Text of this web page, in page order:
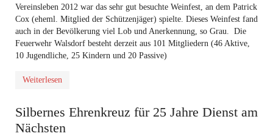
Vereinsleben 2012 war das sehr gut besuchte Weinfest, an dem Patrick
Cox (eheml. Mitglied der Schützenjäger) spielte. Dieses Weinfest fand
auch in der Bevölkerung viel Lob und Anerkennung, so Grau. Die
Feuerwehr Walsdorf besteht derzeit aus 101 Mitgliedern (46 Aktive,
10 Jugendliche, 25 Kindern und 20 Passive)
Weiterlesen
Silbernes Ehrenkreuz für 25 Jahre Dienst am
Nächsten